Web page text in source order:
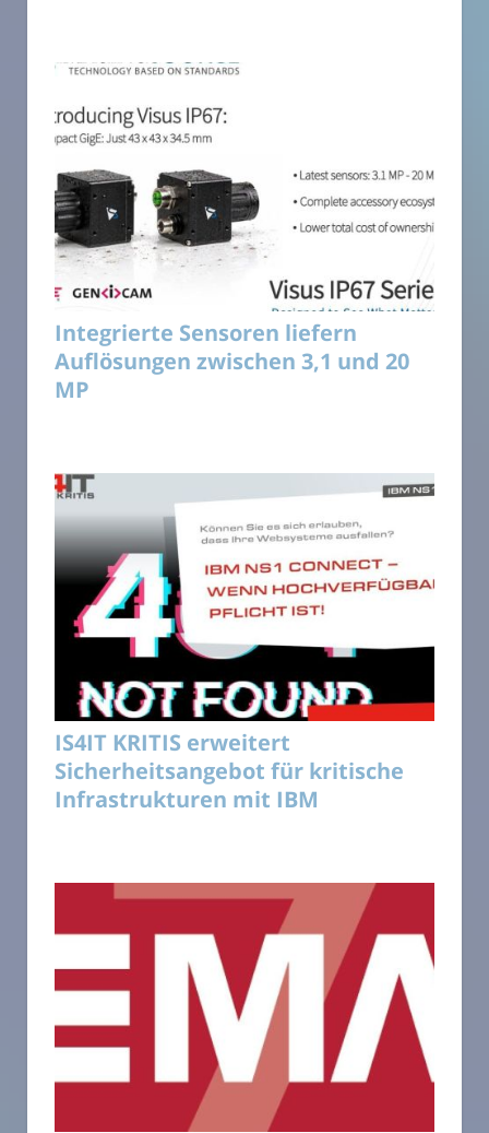
Integrierte Sensoren liefern
Auflösungen zwischen 3,1 und 20
MP
IS4IT KRITIS erweitert
Sicherheitsangebot für kritische
Infrastrukturen mit IBM